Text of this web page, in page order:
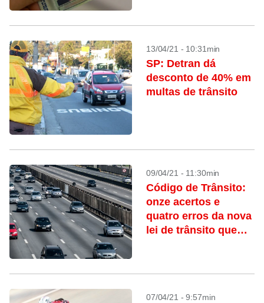
13/04/21 - 10:31min
SP: Detran dá
desconto de 40% em
multas de trânsito
09/04/21 - 11:30min
Código de Trânsito:
onze acertos e
quatro erros da nova
lei de trânsito que
07/04/21 - 9:57min